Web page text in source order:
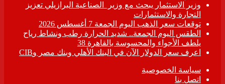
وزير الاستثمار يبحث مع وزير الصناعية البرازيلي تعزيز
التجارة والاستثمارات
توقعات سعر الذهب اليوم الجمعة 7 أغسطس 2026
الطقس اليوم الجمعة.. شديد الحرارة رطب ونشاط رياح
يلطف الأجواء والمحسوسة بالقاهرة 38
اعرف سعر الدولار الآن في البنك الأهلي وبنك مصر وCIB
سياسة الخصوصية
اتصل بنا